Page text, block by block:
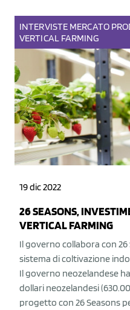
INTERVISTE MERCATO
VERTICAL FARMING
19 dic 2022
26 SEASONS,
VERTICAL FARMING
Il governo collabora con
sistema di coltivazione
Il governo neozelandese
dollari neozelandesi
progetto con 26 Seasons